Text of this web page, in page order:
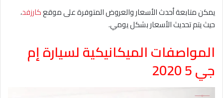
يمكن متابعة أحدث الأسعار والعروض المتوفرة على موقعكارزفد،
حيث يتم تحديث الأسعار بشكل يومي.
المواصفات الميكانيكية لسيارة إم
جي 5 2020